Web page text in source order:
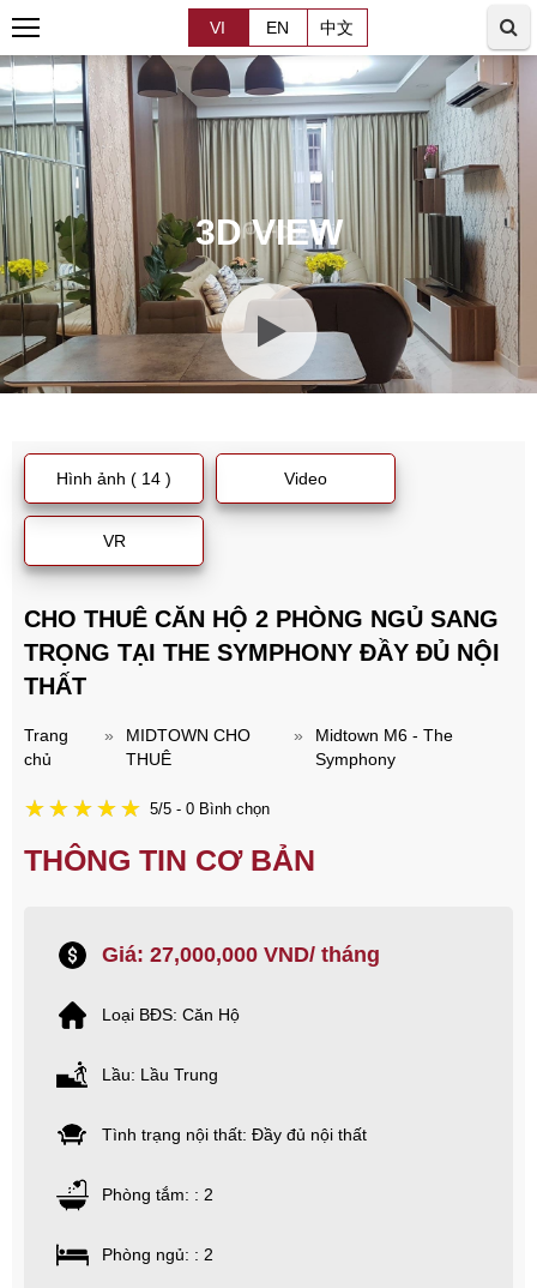
VI EN 中文
3D VIEW
Hình ảnh ( 14 ) Video
VR
CHO THUÊ CĂN HỘ 2 PHÒNG NGỦ SANG
TRỌNG TẠI THE SYMPHONY ĐẦY ĐỦ NỘI
THẤT
Trang
chủ
»
MIDTOWN CHO
THUÊ
»
Midtown M6 - The
Symphony
5/5 - 0 Bình chọn
THÔNG TIN CƠ BẢN
Giá: 27,000,000 VND/ tháng
Loại BĐS: Căn Hộ
Lầu: Lầu Trung
Tình trạng nội thất: Đầy đủ nội thất
Phòng tắm: : 2
Phòng ngủ: : 2